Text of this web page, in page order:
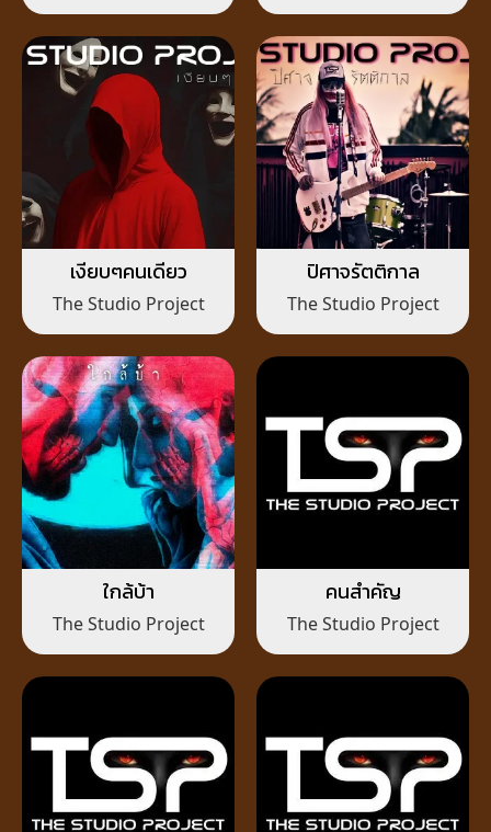
เงียบๆคนเดียว
The Studio Project
ปิศาจรัตติกาล
The Studio Project
ใกล้บ้า
The Studio Project
คนสำคัญ
The Studio Project